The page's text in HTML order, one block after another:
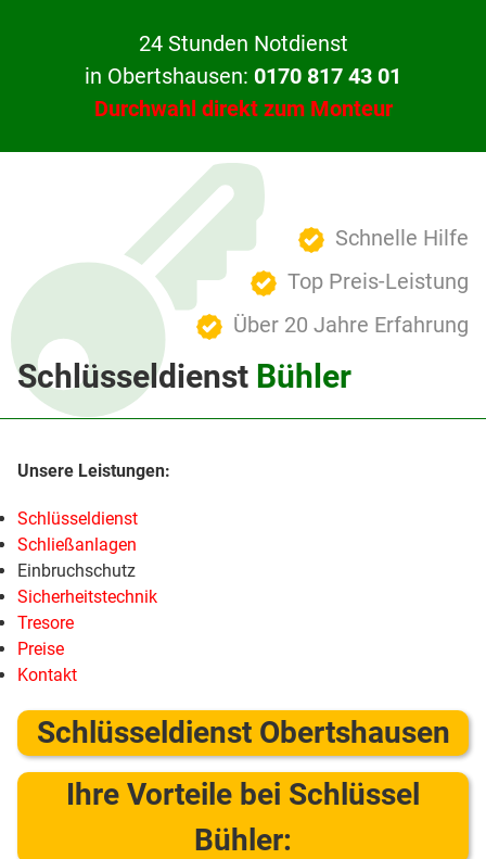
24 Stunden Notdienst
in Obertshausen: 0170 817 43 01
Durchwahl direkt zum Monteur
Schnelle Hilfe
Top Preis-Leistung
Über 20 Jahre Erfahrung
Schlüsseldienst Bühler
Schlüsseldienst
Schließanlagen
Einbruchschutz
Sicherheitstechnik
Tresore
Preise
Kontakt
Schlüsseldienst Obertshausen
Ihre Vorteile bei Schlüssel
Bühler: